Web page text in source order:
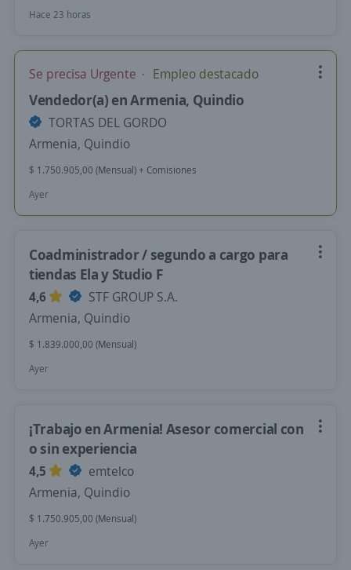
Hace 23 horas
Se precisa Urgente Empleo destacado
Vendedor(a) en Armenia, Quindio
TORTAS DEL GORDO
Armenia, Quindio
$ 1.750.905,00 (Mensual) + Comisiones
Ayer
Coadministrador / segundo a cargo para
tiendas Ela y Studio F
4,6
STF GROUP S.A.
Armenia, Quindio
$ 1.839.000,00 (Mensual)
Ayer
¡Trabajo en Armenia! Asesor comercial con
o sin experiencia
4,5
emtelco
Armenia, Quindio
$ 1.750.905,00 (Mensual)
Ayer